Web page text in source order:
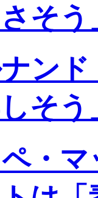
そう
ン
そう
・